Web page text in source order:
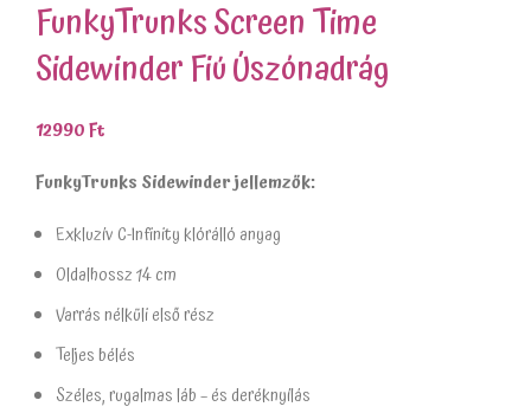
FunkyTrunks Screen Time
Sidewinder Fiú Úszónadrág
12990Ft
FunkyTrunks Sidewinder jellemzők:
Exkluzív C-Infinity klórálló anyag
Oldalhossz 14 cm
Varrás nélküli első rész
Teljes bélés
Széles, rugalmas láb – és deréknyílás